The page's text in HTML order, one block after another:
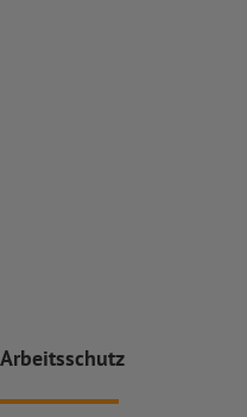
Arbeitsschutz